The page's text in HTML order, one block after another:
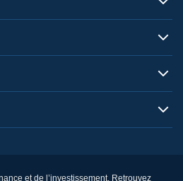
et de l’investissement. Retrouvez